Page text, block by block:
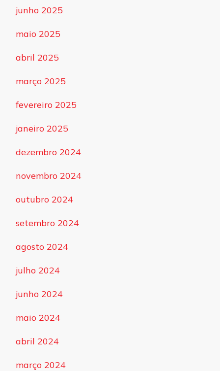
junho 2025
maio 2025
abril 2025
março 2025
fevereiro 2025
janeiro 2025
dezembro 2024
novembro 2024
outubro 2024
setembro 2024
agosto 2024
julho 2024
junho 2024
maio 2024
abril 2024
março 2024